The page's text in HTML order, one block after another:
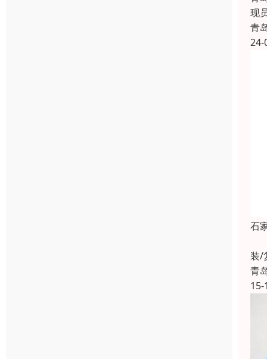
现
青
24-
石
装/
青
15-